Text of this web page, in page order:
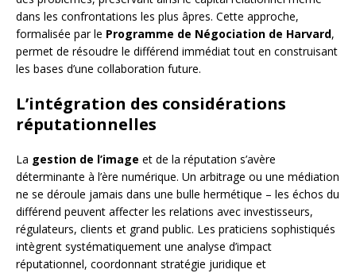
dans les confrontations les plus âpres. Cette approche,
formalisée par le Programme de Négociation de Harvard,
permet de résoudre le différend immédiat tout en construisant
les bases d’une collaboration future.
L’intégration des considérations
réputationnelles
La gestion de l’image et de la réputation s’avère
déterminante à l’ère numérique. Un arbitrage ou une médiation
ne se déroule jamais dans une bulle hermétique – les échos du
différend peuvent affecter les relations avec investisseurs,
régulateurs, clients et grand public. Les praticiens sophistiqués
intègrent systématiquement une analyse d’impact
réputationnel, coordonnant stratégie juridique et